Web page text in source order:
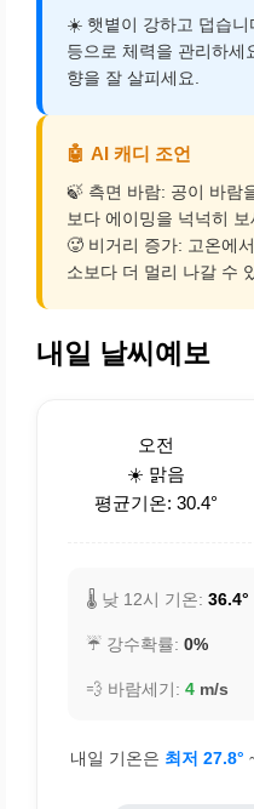
☀️ 햇볕이 강하고 덥습니
등으로 체력을 관리하세
향을 잘 살피세요.
🤖 AI 캐디 조언
🍃 측면 바람: 공이 바람
보다 에이밍을 넉넉히 보
🥵 비거리 증가: 고온에
소보다 더 멀리 나갈 수
내일 날씨예보
오전
☀️ 맑음
평균기온: 30.4°
🌡️ 낮 12시 기온: 36.4°
☔ 강수확률: 0%
💨 바람세기: 4 m/s
내일 기온은 최저 27.8°